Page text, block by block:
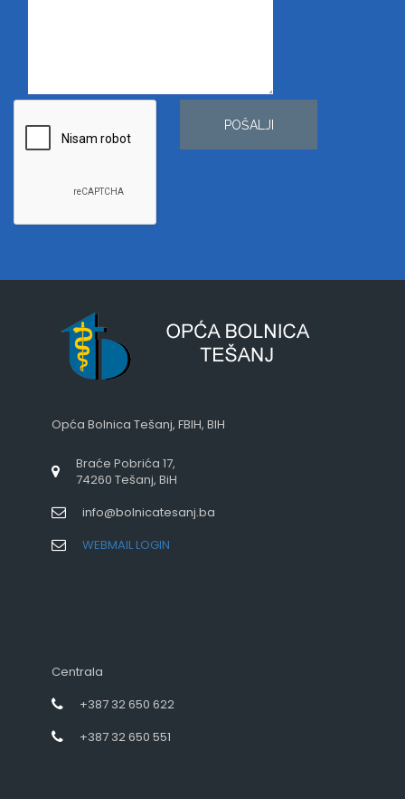
POŠALJI
Opća Bolnica Tešanj, FBIH, BIH
Braće Pobrića 17,
74260 Tešanj, BiH
info@bolnicatesanj.ba
WEBMAIL LOGIN
Centrala
+387 32 650 622
+387 32 650 551